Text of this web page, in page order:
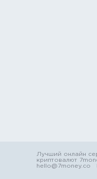
Лучший онлайн
криптовалют
hello@7money.co